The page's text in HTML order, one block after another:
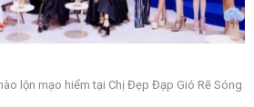
lộn mạo hiểm tại Chị Đẹp Đạp Gió Rẽ Sóng